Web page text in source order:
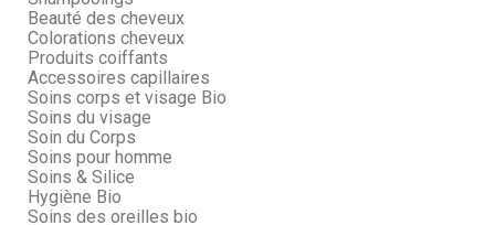
Beauté des cheveux
Colorations cheveux
Produits coiffants
Accessoires capillaires
Soins corps et visage Bio
Soins du visage
Soin du Corps
Soins pour homme
Soins & Silice
Hygiène Bio
Soins des oreilles bio